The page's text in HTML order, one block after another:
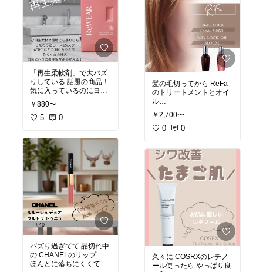
#オリジナル写真
#ランドリー
#おうち時間充実
#お洗濯
#買ってよかった物
#おすすめ商品
#楽天room
「再生柔軟剤」で大バズ
りしている 話題の商品！
気に入っているのにヨレ
てきたって悩んでた服が
洗う度によみがえる！
香りも最高すぎる！
#オリジナル写真
#買ってよかった
#再生柔軟剤
#服がよみがえる
#バズり商品
#おすすめ商品
#楽天room
￥880〜
5 0
バズり過ぎてて 品切れ中
の CHANELのリップ
ほんとに落ちにくくて め
#オリジナル写真
#韓国ファッション
#お出かけコーデ
#買ってよかった
#夏トップス
#楽天room
髪の毛切ってから ReFa
のトリートメントとオイ
ル
使い出してツヤサラ!!
少量でいいので めちゃく
ちゃコスパが良い！
#オリジナル写真
#おすすめヘアケア
#美容マニア
#ツヤ髪
#ReFa
#リファ
#ヘアトリートメント
#買って良かった物
#おすすめ商品
#楽天room
￥2,700〜
0 0
久々に COSRXのレチノ
ール使ったら やっぱり良